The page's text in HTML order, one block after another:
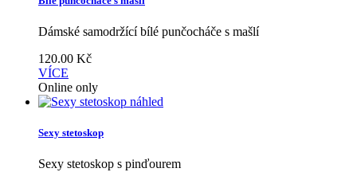
Dámské samodržící bílé punčocháče s mašlí
120.00 Kč
VÍCE
Online only
náhled
Sexy stetoskop
Sexy stetoskop s pinďourem